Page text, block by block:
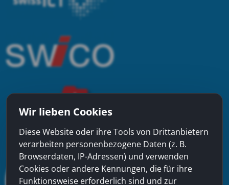
Wir lieben Cookies
Diese Website oder ihre Tools von Drittanbietern
verarbeiten personenbezogene Daten (z. B.
Browserdaten, IP-Adressen) und verwenden
Cookies oder andere Kennungen, die für ihre
Funktionsweise erforderlich sind und zur